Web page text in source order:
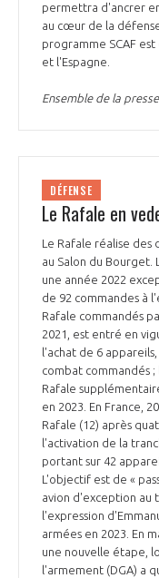
permettra d'ancrer
au cœur de la
programme SCAF
et l'Espagne.
Ensemble de la
DÉFENSE
Le Rafale en
Le Rafale réalise des
au Salon du Bourget.
une année 2022
de 92 commandes à
Rafale commandés
2021, est entré en
l'achat de 6
combat commandés
Rafale
en 2023. En France,
Rafale (12) après
l'activation de la
portant sur 42
L'objectif est de «
avion d'exception au
l'expression
armées en 2023. En
une nouvelle étape,
l'armement (DGA) a